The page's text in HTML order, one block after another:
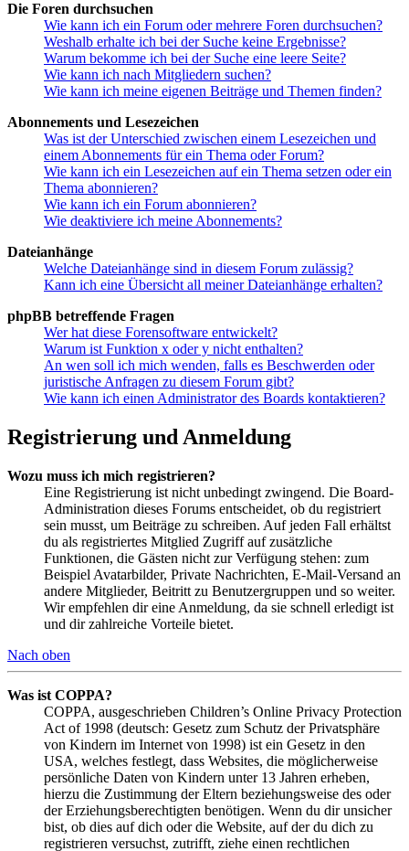
Die Foren durchsuchen
Wie kann ich ein Forum oder mehrere Foren durchsuchen?
Weshalb erhalte ich bei der Suche keine Ergebnisse?
Warum bekomme ich bei der Suche eine leere Seite?
Wie kann ich nach Mitgliedern suchen?
Wie kann ich meine eigenen Beiträge und Themen finden?
Abonnements und Lesezeichen
Was ist der Unterschied zwischen einem Lesezeichen und
einem Abonnements für ein Thema oder Forum?
Wie kann ich ein Lesezeichen auf ein Thema setzen oder ein
Thema abonnieren?
Wie kann ich ein Forum abonnieren?
Wie deaktiviere ich meine Abonnements?
Dateianhänge
Welche Dateianhänge sind in diesem Forum zulässig?
Kann ich eine Übersicht all meiner Dateianhänge erhalten?
phpBB betreffende Fragen
Wer hat diese Forensoftware entwickelt?
Warum ist Funktion x oder y nicht enthalten?
An wen soll ich mich wenden, falls es Beschwerden oder
juristische Anfragen zu diesem Forum gibt?
Wie kann ich einen Administrator des Boards kontaktieren?
Registrierung und Anmeldung
Wozu muss ich mich registrieren?
Eine Registrierung ist nicht unbedingt zwingend. Die Board-
Administration dieses Forums entscheidet, ob du registriert
sein musst, um Beiträge zu schreiben. Auf jeden Fall erhältst
du als registriertes Mitglied Zugriff auf zusätzliche
Funktionen, die Gästen nicht zur Verfügung stehen: zum
Beispiel Avatarbilder, Private Nachrichten, E-Mail-Versand an
andere Mitglieder, Beitritt zu Benutzergruppen und so weiter.
Wir empfehlen dir eine Anmeldung, da sie schnell erledigt ist
und dir zahlreiche Vorteile bietet.
Nach oben
Was ist COPPA?
COPPA, ausgeschrieben Children’s Online Privacy Protection
Act of 1998 (deutsch: Gesetz zum Schutz der Privatsphäre
von Kindern im Internet von 1998) ist ein Gesetz in den
USA, welches festlegt, dass Websites, die möglicherweise
persönliche Daten von Kindern unter 13 Jahren erheben,
hierzu die Zustimmung der Eltern beziehungsweise des oder
der Erziehungsberechtigten benötigen. Wenn du dir unsicher
bist, ob dies auf dich oder die Website, auf der du dich zu
registrieren versuchst, zutrifft, ziehe einen rechtlichen